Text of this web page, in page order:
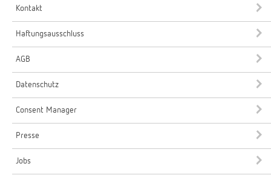
Kontakt
Haftungsausschluss
AGB
Datenschutz
Consent Manager
Presse
Jobs